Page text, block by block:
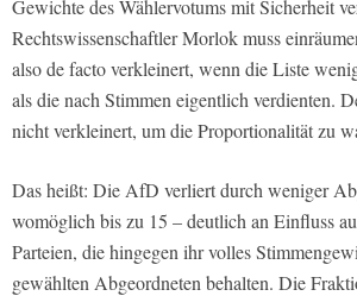
Gewichte des Wählervotums mit Sicherheit
Rechtswissenschaftler Morlok muss
also de facto verkleinert, wenn die Liste
als die nach Stimmen eigentlich verdienten.
nicht verkleinert, um die Proportionalität zu
Das heißt: Die AfD verliert durch weniger
womöglich bis zu 15 – deutlich an Einfluss
Parteien, die hingegen ihr volles
gewählten Abgeordneten behalten. Die